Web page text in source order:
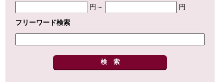
円～
円
フリーワード検索